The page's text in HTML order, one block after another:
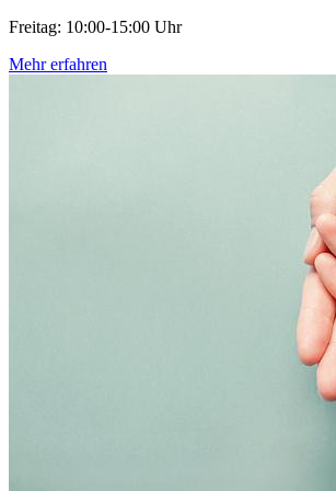
Freitag: 10:00-15:00 Uhr
Mehr erfahren